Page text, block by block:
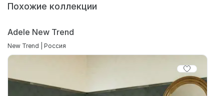
Похожие коллекции
Adele New Trend
New Trend | Россия